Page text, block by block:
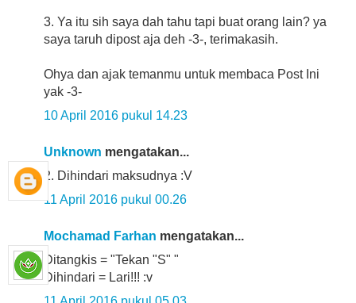
3. Ya itu sih saya dah tahu tapi buat orang lain? ya
saya taruh dipost aja deh -3-, terimakasih.
Ohya dan ajak temanmu untuk membaca Post Ini
yak -3-
10 April 2016 pukul 14.23
Unknown mengatakan...
2. Dihindari maksudnya :V
11 April 2016 pukul 00.26
Mochamad Farhan mengatakan...
Ditangkis = "Tekan "S" "
Dihindari = Lari!!! :v